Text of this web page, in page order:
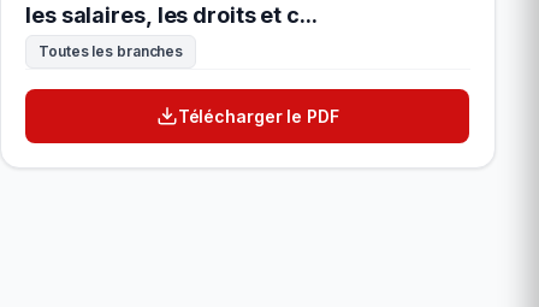
les salaires, les droits et c...
Toutes les branches
Télécharger le PDF